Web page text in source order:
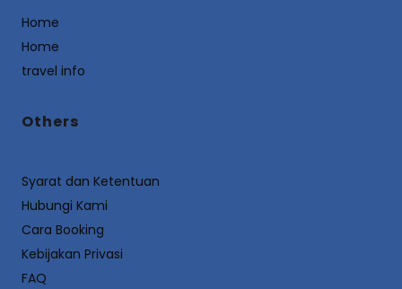
Home
Home
travel info
Others
Syarat dan Ketentuan
Hubungi Kami
Cara Booking
Kebijakan Privasi
FAQ